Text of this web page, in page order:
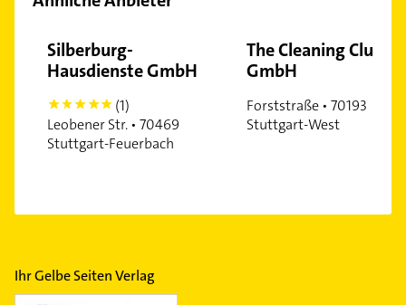
West
Zazenhausen
Zuffenhausen
Silberburg-
Hausdienste GmbH
5
(1)
Leobener Str. • 70469
Stuttgart-Feuerbach
The Cleaning Club
GmbH
Forststraße • 70193
Stuttgart-West
Ihr Gelbe Seiten Verlag